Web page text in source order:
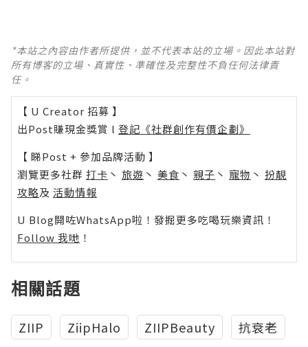
*本站之內容由作者所提供，並不代表本站的立場。因此本站對
所有博客的立場、真實性、準確性及完整性不負任何法律責
任。
【 U Creator 招募 】
出Post賺現金獎賞 l 登記《社群創作有價企劃》
【 睇Post + 參加品牌活動 】
瀏覽更多社群 打卡 丶 旅遊 丶 美食 丶 親子 丶 寵物 丶 扮靚
攻略及 活動情報
U Blog開咗WhatsApp啦！發掘更多吃喝玩樂資訊！
Follow 我哋 ！
相關話題
ZIIP ZiipHalo ZIIPBeauty
抗衰老